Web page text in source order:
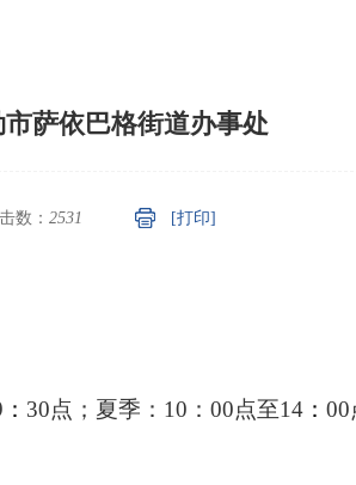
市萨依巴格街道办事处
数： 2531 [打印]
： 30点；夏季：10：00点至14 ：00